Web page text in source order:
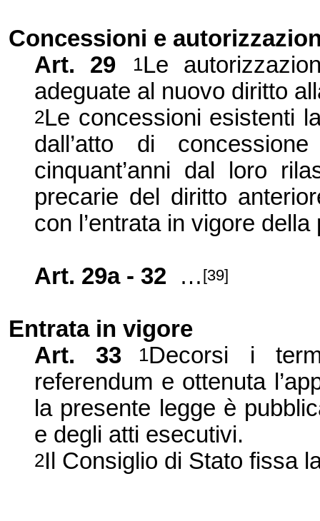
Concessioni e
Art. 29
1Le
adeguate al nuovo diritto
2Le concessioni esistenti
dall’atto di
cinquant’anni dal loro
precarie del diritto
con l’entrata in vigore
Art. 29a - 32 … [39]
Entrata in vigore
Art. 33
1Decorsi i
referendum e ottenuta
la presente legge è
e degli atti esecutivi.
2Il Consiglio di Stato fissa